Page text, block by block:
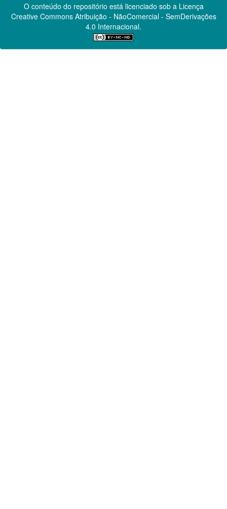
O conteúdo do repositório está licenciado sob a Licença
Creative CommonsAtribuição - NãoComercial - SemDerivações
4.0 Internacional.